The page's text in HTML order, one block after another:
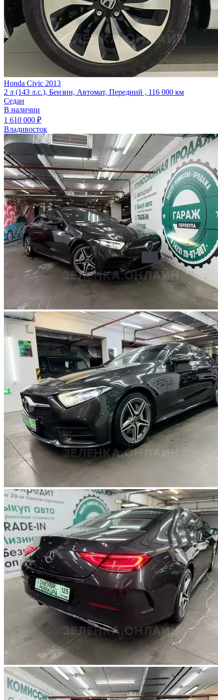
Honda Civic 2013
2 л (143 л.с.), Бензин, Автомат, Передний , 116 000 км
Седан
В наличии
1 610 000 ₽
Владивосток